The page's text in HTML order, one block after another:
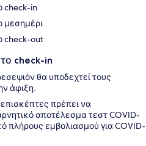
check-in
μεσημέρι
check-out
το check-in
θα υποδεχτεί τους
άφιξη.
πρέπει να
αποτέλεσμα τεστ COVID-
πλήρους εμβολιασμού για COVID-